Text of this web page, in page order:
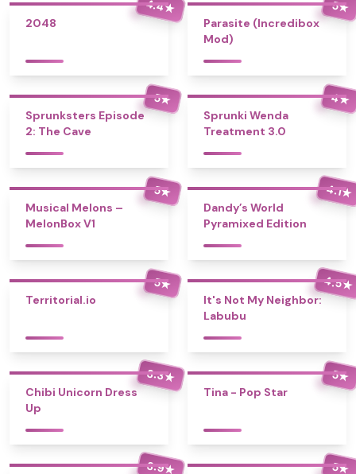
4.4★
2048
5★
Parasite (Incredibox
Mod)
5★
Sprunksters Episode
2: The Cave
4★
Sprunki Wenda
Treatment 3.0
5★
Musical Melons –
MelonBox V1
4.1★
Dandy’s World
Pyramixed Edition
5★
Territorial.io
4.5★
It's Not My Neighbor:
Labubu
3.3★
Chibi Unicorn Dress
Up
5★
Tina - Pop Star
3.9★ 5★